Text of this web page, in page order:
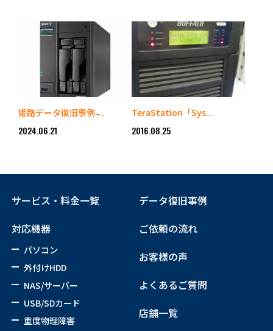
姫路データ復旧事例 ̵...
2024.06.21
TeraStation「Sys...
2016.08.25
サービス・料金一覧
対応機器
パソコン
外付けHDD
NAS/サーバー
USB/SDカード
重度物理障害
データ復旧事例
ご依頼の流れ
お客様の声
よくあるご質問
店舗一覧